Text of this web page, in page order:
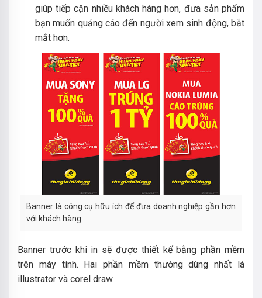
giúp tiếp cận nhiều khách hàng hơn, đưa sản phẩm
bạn muốn quảng cáo đến người xem sinh động, bắt
mắt hơn.
Banner là công cụ hữu ích để đưa doanh nghiệp gần hơn
với khách hàng
Banner trước khi in sẽ được thiết kế bằng phần mềm
trên máy tính. Hai phần mềm thường dùng nhất là
illustrator và corel draw.